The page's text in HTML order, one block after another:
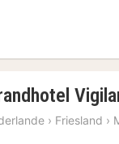
› Friesland ›